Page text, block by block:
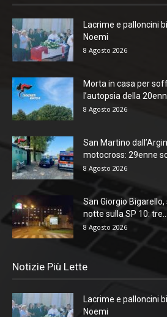
Lacrime e palloncini
Noemi
8 Agosto 2026
Morta in casa per
l’autopsia della
8 Agosto 2026
San Martino
motocross: 29enne
8 Agosto 2026
San Giorgio
notte sulla SP 10: tre...
8 Agosto 2026
Notizie Più Lette
Lacrime e palloncini
Noemi